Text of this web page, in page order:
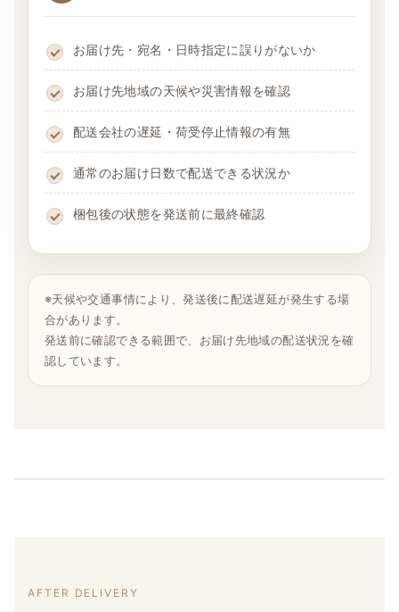
お届け先・宛名・日時指定に誤りがないか
お届け先地域の天候や災害情報を確認
配送会社の遅延・荷受停止情報の有無
通常のお届け日数で配送できる状況か
梱包後の状態を発送前に最終確認
※天候や交通事情により、発送後に配送遅延が発生する場
合があります。
発送前に確認できる範囲で、お届け先地域の配送状況を確
認しています。
AFTER DELIVERY